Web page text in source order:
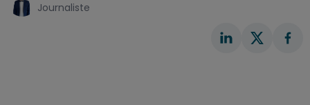
Journaliste